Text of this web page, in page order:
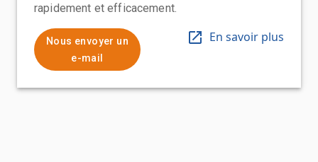
rapidement et efficacement.
Nous envoyer un
e-mail
En savoir plus